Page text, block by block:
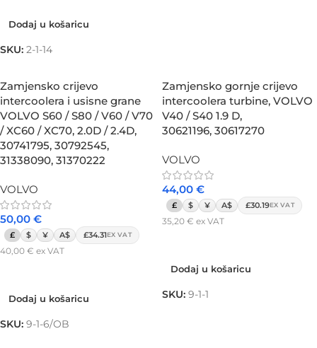
Dodaj u košaricu
SKU: 2-1-14
Zamjensko crijevo
intercoolera i usisne grane
VOLVO S60 / S80 / V60 / V70
/ XC60 / XC70, 2.0D / 2.4D,
30741795, 30792545,
31338090, 31370222
VOLVO
50,00 €
£ $ ¥ A$ £34.31EX VAT
40,00 € ex VAT
Dodaj u košaricu
SKU: 9-1-6/OB
Zamjensko gornje crijevo
intercoolera turbine, VOLVO
V40 / S40 1.9 D,
30621196, 30617270
VOLVO
44,00 €
£ $ ¥ A$ £30.19EX VAT
35,20 € ex VAT
Dodaj u košaricu
SKU: 9-1-1